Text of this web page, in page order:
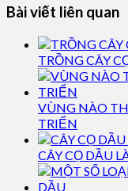
Bài viết liên quan
TRỒNG CÂY
VÙNG NÀO
TRIỂN
CÂY CỌ DẦU